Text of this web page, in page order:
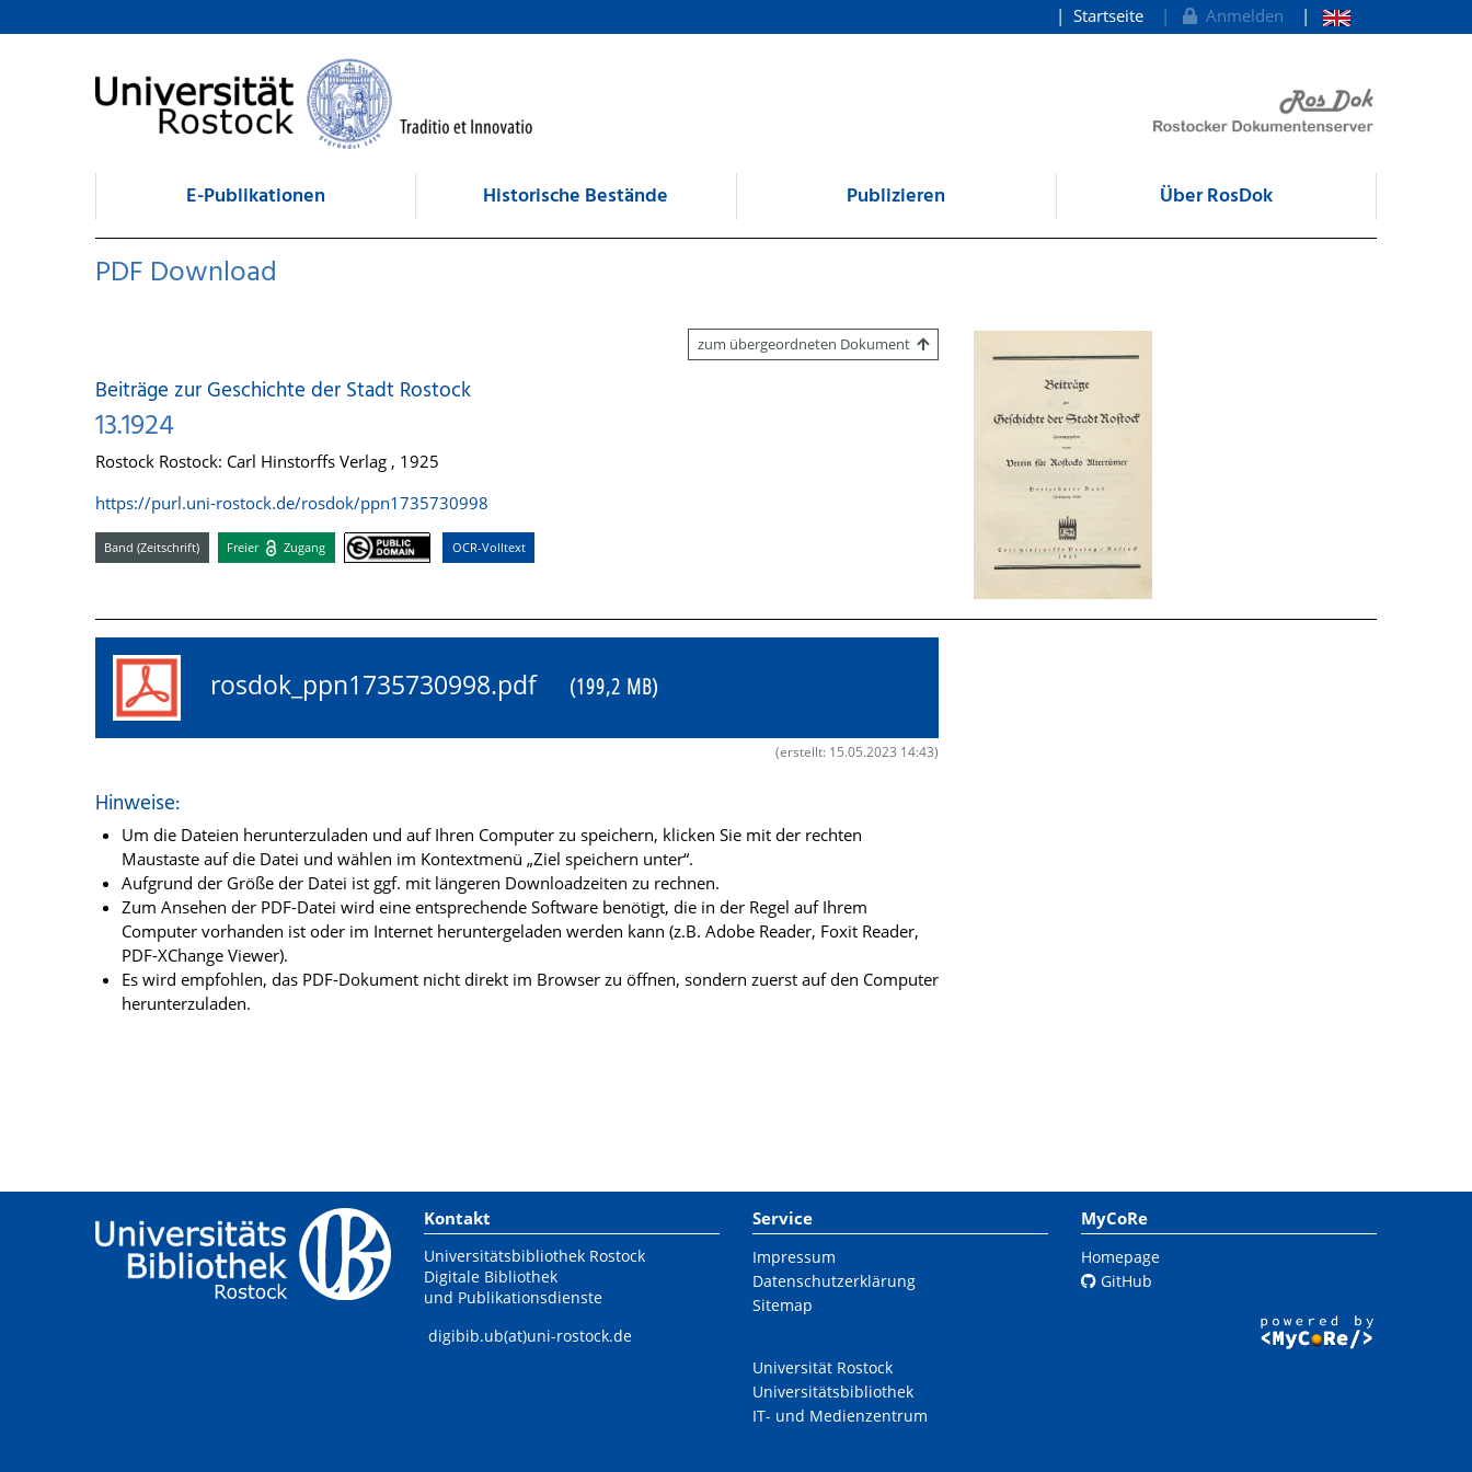
zum Inhalt
Startseite Anmelden
E-Publikationen Historische Bestände Publizieren Über RosDok
PDF Download
zum übergeordneten Dokument
Beiträge zur Geschichte der Stadt Rostock
13.1924
Rostock Rostock: Carl Hinstorffs Verlag , 1925
https://purl.uni-rostock.de/rosdok/ppn1735730998
Band (Zeitschrift) Freier Zugang OCR-Volltext
rosdok_ppn1735730998.pdf (199,2 MB)
(erstellt: 15.05.2023 14:43)
Hinweise:
Um die Dateien herunterzuladen und auf Ihren Computer zu speichern, klicken Sie mit der rechten
Maustaste auf die Datei und wählen im Kontextmenü „Ziel speichern unter“.
Aufgrund der Größe der Datei ist ggf. mit längeren Downloadzeiten zu rechnen.
Zum Ansehen der PDF-Datei wird eine entsprechende Software benötigt, die in der Regel auf Ihrem
Computer vorhanden ist oder im Internet heruntergeladen werden kann (z.B. Adobe Reader, Foxit Reader,
PDF-XChange Viewer).
Es wird empfohlen, das PDF-Dokument nicht direkt im Browser zu öffnen, sondern zuerst auf den Computer
herunterzuladen.
Kontakt
Universitätsbibliothek Rostock
Digitale Bibliothek
und Publikationsdienste
digibib.ub(at)uni-rostock.de
Service
Impressum
Datenschutzerklärung
Sitemap
Universität Rostock
Universitätsbibliothek
IT- und Medienzentrum
MyCoRe
Homepage
GitHub